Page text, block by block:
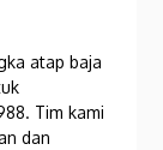
atap baja
Tim kami
dan